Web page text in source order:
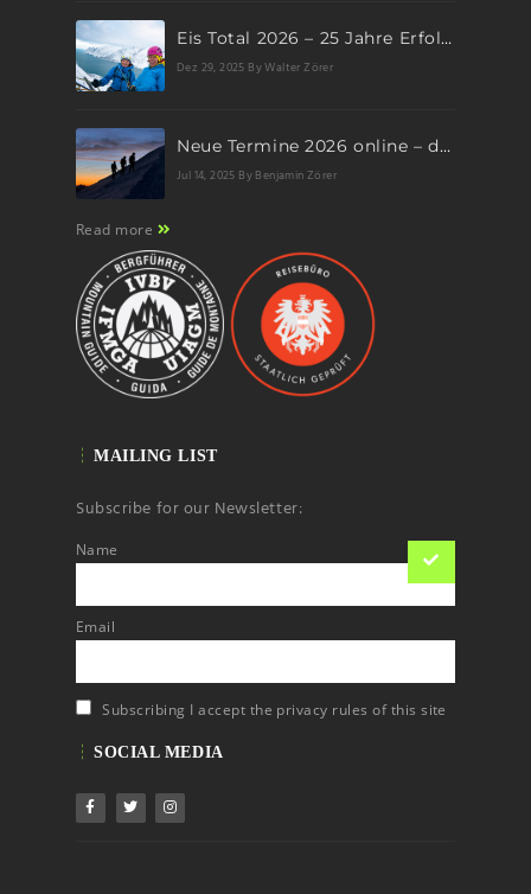
Eis Total 2026 – 25 Jahre Erfolgsgeschichte im steilen Eis
Dez 29, 2025 By Walter Zörer
Neue Termine 2026 online – dein nächstes Abenteuer wartet!
Jul 14, 2025 By Benjamin Zörer
Read more
MAILING LIST
Subscribe for our Newsletter:
Name
Email
Subscribing I accept the privacy rules of this site
SOCIAL MEDIA